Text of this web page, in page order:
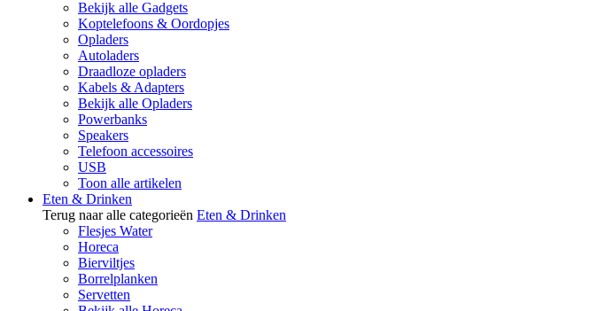
Bekijk alle Gadgets
Koptelefoons & Oordopjes
Opladers
Autoladers
Draadloze opladers
Kabels & Adapters
Bekijk alle Opladers
Powerbanks
Speakers
Telefoon accessoires
USB
Toon alle artikelen
Eten & Drinken
Terug naar alle categorieën Eten & Drinken
Flesjes Water
Horeca
Bierviltjes
Borrelplanken
Servetten